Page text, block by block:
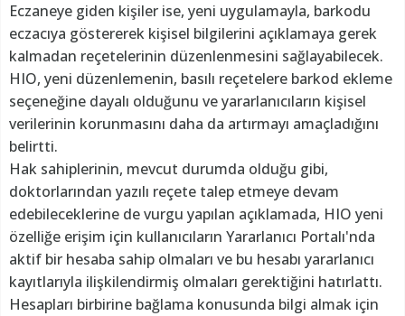
Eczaneye giden kişiler ise, yeni uygulamayla, barkodu
eczacıya göstererek kişisel bilgilerini açıklamaya gerek
kalmadan reçetelerinin düzenlenmesini sağlayabilecek.
HIO, yeni düzenlemenin, basılı reçetelere barkod ekleme
seçeneğine dayalı olduğunu ve yararlanıcıların kişisel
verilerinin korunmasını daha da artırmayı amaçladığını
belirtti.
Hak sahiplerinin, mevcut durumda olduğu gibi,
doktorlarından yazılı reçete talep etmeye devam
edebileceklerine de vurgu yapılan açıklamada, HIO yeni
özelliğe erişim için kullanıcıların Yararlanıcı Portalı'nda
aktif bir hesaba sahip olmaları ve bu hesabı yararlanıcı
kayıtlarıyla ilişkilendirmiş olmaları gerektiğini hatırlattı.
Hesapları birbirine bağlama konusunda bilgi almak için